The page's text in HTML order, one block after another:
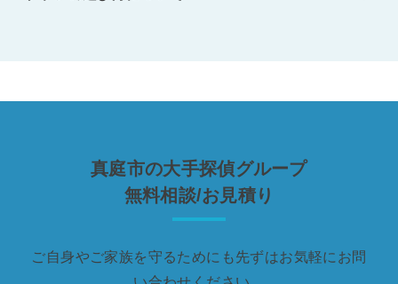
真庭市の大手探偵グループ
無料相談/お見積り
ご自身やご家族を守るためにも先ずはお気軽にお問